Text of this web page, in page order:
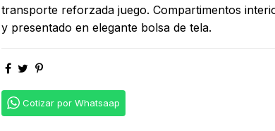
transporte reforzada juego. Compartimentos
y presentado en elegante bolsa de tela.
Cotizar por Whatsaap